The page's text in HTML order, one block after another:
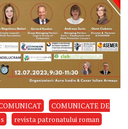
COMUNICATE DE
revista patronatului roman